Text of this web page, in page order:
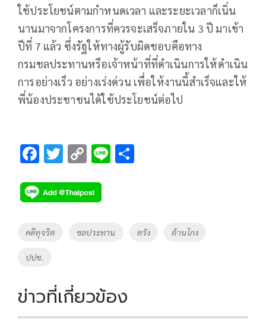
ใช้ประโยชน์ตามกำหนดเวลา และระยะเวลาก็เนิ่น
นานมาจากโครงการที่ควรจะเสร็จภายใน 3 ปี มาเข้า
ปีที่ 7 แล้ว ซึ่งรัฐให้ทางผู้รับผิดชอบคือทาง
กรมชลประทานหรือเจ้าหน้าที่ที่ดำเนินการให้ดำเนิน
การอย่างเร็ว อย่างเร่งด่วน เพื่อให้งานนี้สำเร็จและให้
พี่น้องประชาชนได้ใช้ประโยชน์ต่อไป
F
e
b
o
k
T
tt
er
C
p
y
Li
Li
Tags
คดีทุจริต ชลประทาน ตรัง ต้านโกง
ปปช.
ข่าวที่เกี่ยวข้อง